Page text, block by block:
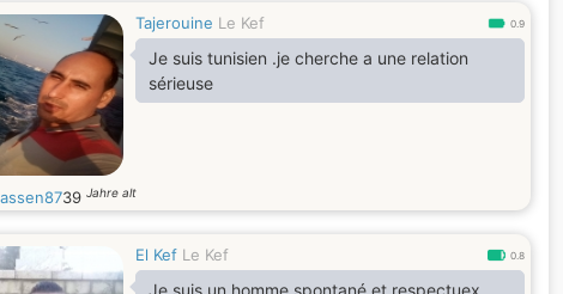
Tajerouine Le Kef 0.9
Je suis tunisien .je cherche a une relation
sérieuse
39 Jahre alt
El Kef Le Kef 0.8
Je suis un homme spontané et respectuex